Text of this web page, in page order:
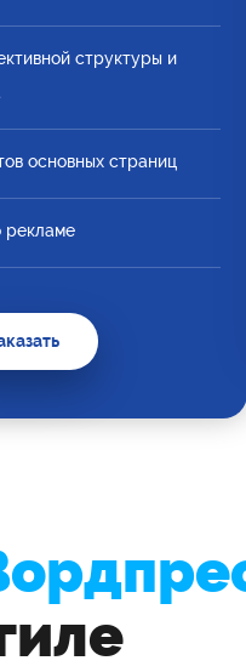
структуры и
основных страниц
рекламе